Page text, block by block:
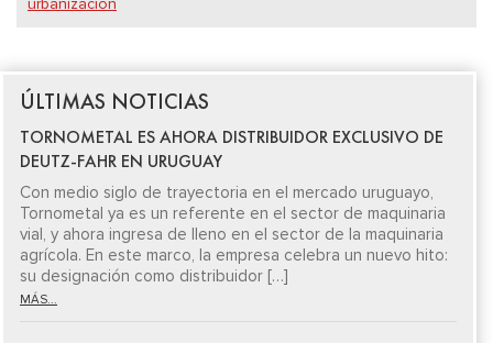
urbanización
ÚLTIMAS NOTICIAS
TORNOMETAL ES AHORA DISTRIBUIDOR EXCLUSIVO DE
DEUTZ-FAHR EN URUGUAY
Con medio siglo de trayectoria en el mercado uruguayo,
Tornometal ya es un referente en el sector de maquinaria
vial, y ahora ingresa de lleno en el sector de la maquinaria
agrícola. En este marco, la empresa celebra un nuevo hito:
su designación como distribuidor […]
MÁS...